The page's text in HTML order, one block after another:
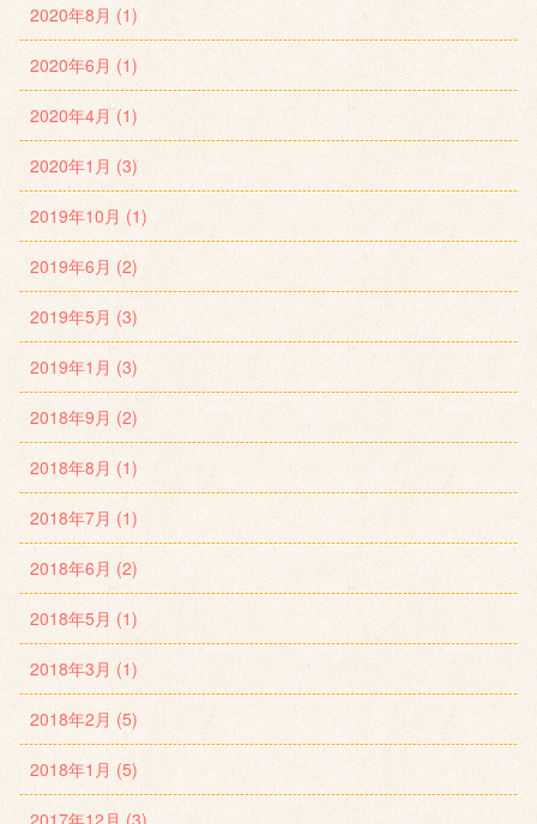
2020年8月 (1)
2020年6月 (1)
2020年4月 (1)
2020年1月 (3)
2019年10月 (1)
2019年6月 (2)
2019年5月 (3)
2019年1月 (3)
2018年9月 (2)
2018年8月 (1)
2018年7月 (1)
2018年6月 (2)
2018年5月 (1)
2018年3月 (1)
2018年2月 (5)
2018年1月 (5)
2017年12月 (3)